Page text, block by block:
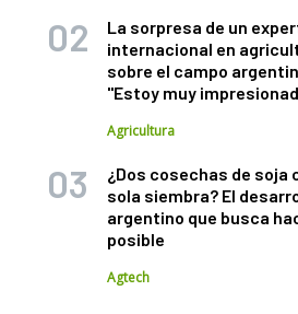
La sorpresa de un
internacional en
sobre el campo
"Estoy muy
Agricultura
¿Dos cosechas de soja
sola siembra? El
argentino que busca
posible
Agtech